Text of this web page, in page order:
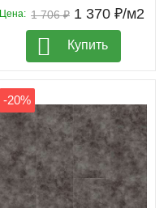
1 706 ₽
Цена: 1 370 ₽/м2
Купить
-20%